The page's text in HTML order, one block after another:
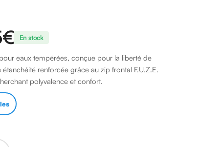
En stock
eaux tempérées, conçue pour la liberté de
renforcée grâce au zip frontal F.U.Z.E.
polyvalence et confort.